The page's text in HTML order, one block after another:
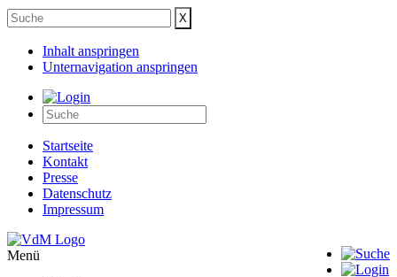
Inhalt anspringen
Unternavigation anspringen
Startseite
Kontakt
Presse
Datenschutz
Impressum
Menü